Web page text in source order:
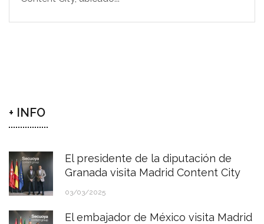
+ INFO
El presidente de la diputación de
Granada visita Madrid Content City
03/03/2025
El embajador de México visita Madrid